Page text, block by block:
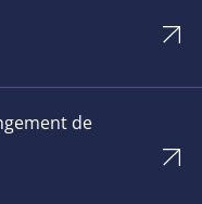
de